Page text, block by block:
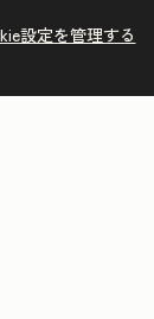
設定を管理する